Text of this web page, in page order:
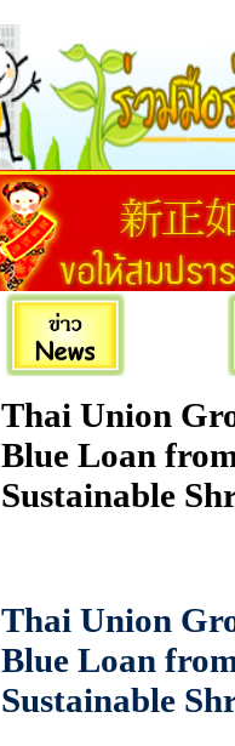
Thai Union
Blue Loan
Sustainable
Thai Union
Blue Loan
Sustainable